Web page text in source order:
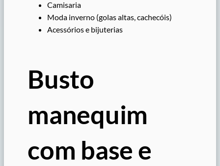
Camisaria
Moda inverno (golas altas, cachecóis)
Acessórios e bijuterias
Busto
manequim
com base e